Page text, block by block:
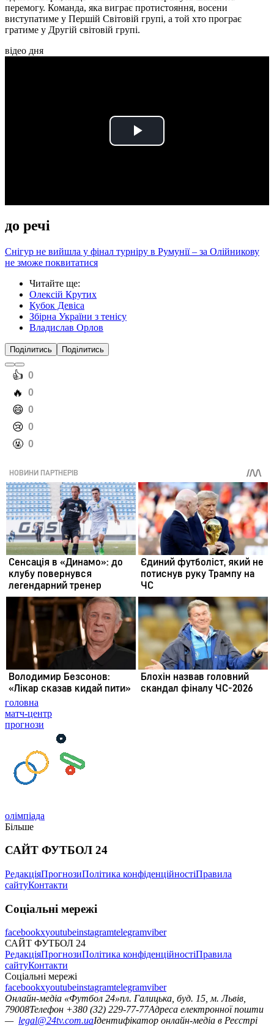
перемогу. Команда, яка виграє протистояння, восени
виступатиме у Першій Світовій групі, а той хто програє
гратиме у Другій світовій групі.
відео дня
Play
до речі
Снігур не вийшла у фінал турніру в Румунії – за Олійникову
не зможе поквитатися
Читайте ще:
Олексій Крутих
Кубок Девіса
Збірна України з тенісу
Владислав Орлов
Поділитись Поділитись
️👍 0
️🔥 0
️😄 0
️😢 0
️🤬 0
головна
матч-центр
прогнози
олімпіада
Більше
САЙТ ФУТБОЛ 24
РедакціяПрогнозиПолітика конфіденційностіПравила
сайтуКонтакти
Соціальні мережі
facebookxyoutubeinstagramtelegramviber
САЙТ ФУТБОЛ 24
РедакціяПрогнозиПолітика конфіденційностіПравила
сайтуКонтакти
Соціальні мережі
facebookxyoutubeinstagramtelegramviber
Онлайн-медіа «Футбол 24»пл. Галицька, буд. 15, м. Львів,
79008Телефон +380 (32) 229-77-77Адреса електронної пошти
— legal@24tv.com.uaІдентифікатор онлайн-медіа в Реєстрі